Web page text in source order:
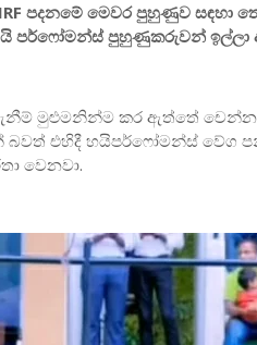
පදනමේ මෙවර පුහුණුව සඳහා
පර්ෆෝමන්ස් පුහුණුකරුවන් ඉල්ලා
මුළුමනින්ම කර ඇත්තේ
බවත් එහිදී හයිපර්ෆෝමන්ස් වේග
වෙනවා.